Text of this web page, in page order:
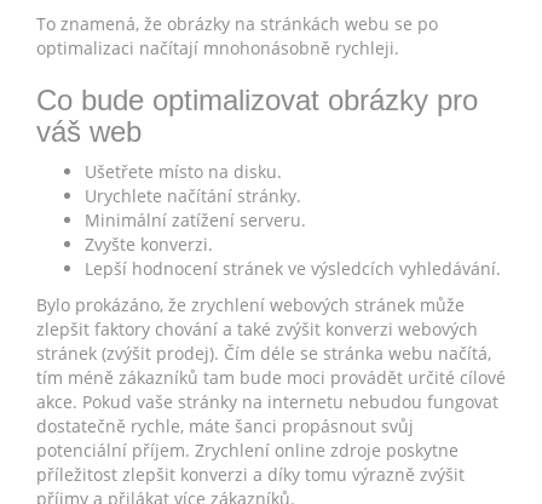
To znamená, že obrázky na stránkách webu se po
optimalizaci načítají mnohonásobně rychleji.
Co bude optimalizovat obrázky pro
váš web
Ušetřete místo na disku.
Urychlete načítání stránky.
Minimální zatížení serveru.
Zvyšte konverzi.
Lepší hodnocení stránek ve výsledcích vyhledávání.
Bylo prokázáno, že zrychlení webových stránek může
zlepšit faktory chování a také zvýšit konverzi webových
stránek (zvýšit prodej). Čím déle se stránka webu načítá,
tím méně zákazníků tam bude moci provádět určité cílové
akce. Pokud vaše stránky na internetu nebudou fungovat
dostatečně rychle, máte šanci propásnout svůj
potenciální příjem. Zrychlení online zdroje poskytne
příležitost zlepšit konverzi a díky tomu výrazně zvýšit
příjmy a přilákat více zákazníků.